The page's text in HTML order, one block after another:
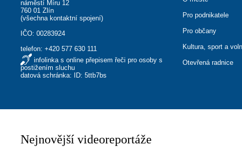
náměstí Míru 12
760 01 Zlín
(všechna kontaktní spojení)
IČO: 00283924
telefon:+420 577 630 111
infolinka s online přepisem řeči pro osoby s
postižením sluchu
datová schránka: ID: 5ttb7bs
Pro podnikatele
Pro občany
Kultura, sport a
Otevřená radnice
Nejnovější videoreportáže